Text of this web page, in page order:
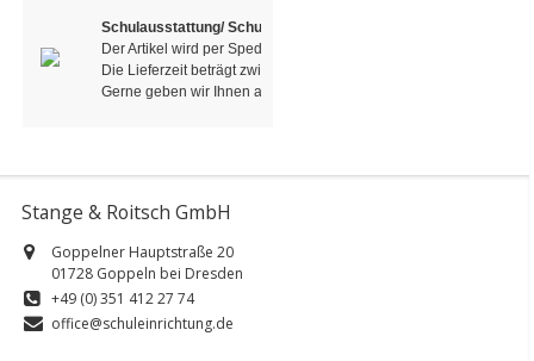
Schulausstattung/ Schulmöbel
Der Artikel wird per Spedition / LKW geliefert.
Die Lieferzeit beträgt zwischen 6-8 Wochen, in der Regel jedoch
Gerne geben wir Ihnen auf Anfrage eine genau Auskunft!
Stange & Roitsch GmbH
Goppelner Hauptstraße 20
01728 Goppeln bei Dresden
+49 (0) 351 412 27 74
office@schuleinrichtung.de